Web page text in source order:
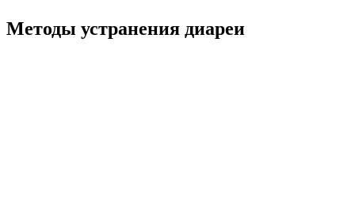
Методы устранения диареи